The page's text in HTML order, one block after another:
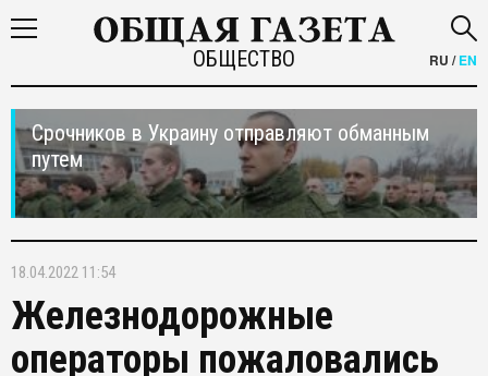
ОБЩЕСТВО RU /EN
Срочников в Украину отправляют обманным
путем
18.04.2022 11:54
Железнодорожные
операторы пожаловались